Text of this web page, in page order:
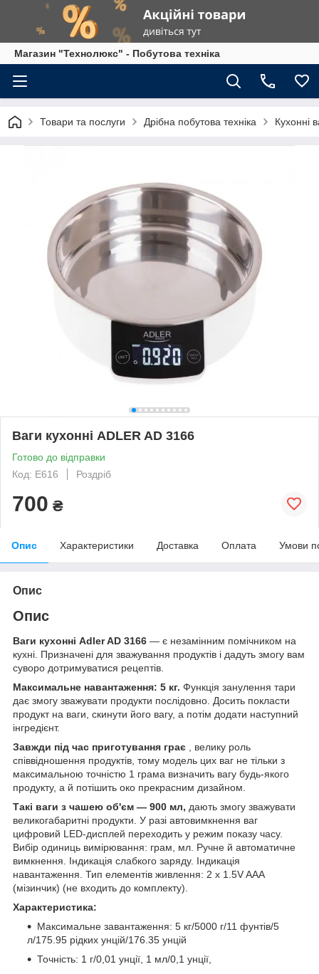
Магазин "Технолюкс" - Побутова техніка
Товари та послуги Дрібна побутова техніка Кухонні
Ваги кухонні ADLER AD 3166
Готово до відправки
Код: E616
Роздріб
700 ₴
Опис Характеристики Доставка Оплата Умови
Опис
Опис
Ваги кухонні Adler AD 3166 — є незамінним помічником на
кухні. Призначені для зважування продуктів і дадуть змогу вам
суворо дотримуватися рецептів.
Максимальне навантаження: 5 кг. Функція занулення тари
дає змогу зважувати продукти послідовно. Досить покласти
продукт на ваги, скинути його вагу, а потім додати наступний
інгредієнт.
Завжди під час приготування грає , велику роль
співвідношення продуктів, тому модель цих ваг не тільки з
максимальною точністю 1 грама визначить вагу будь-якого
продукту, а й потішить око прекрасним дизайном.
Такі ваги з чашею об'єм — 900 мл, дають змогу зважувати
великогабаритні продукти. У разі автовимкнення ваг
цифровий LED-дисплей переходить у режим показу часу.
Вибір одиниць вимірювання: грам, мл. Ручне й автоматичне
вимкнення. Індикація слабкого заряду. Індикація
навантаження. Тип елементів живлення: 2 x 1.5V AAA
(мізинчик) (не входить до комплекту).
Характеристика:
Максимальне завантаження: 5 кг/5000 г/11 фунтів/5
л/175.95 рідких унцій/176.35 унцій
Точність: 1 г/0,01 унції, 1 мл/0,1 унції,